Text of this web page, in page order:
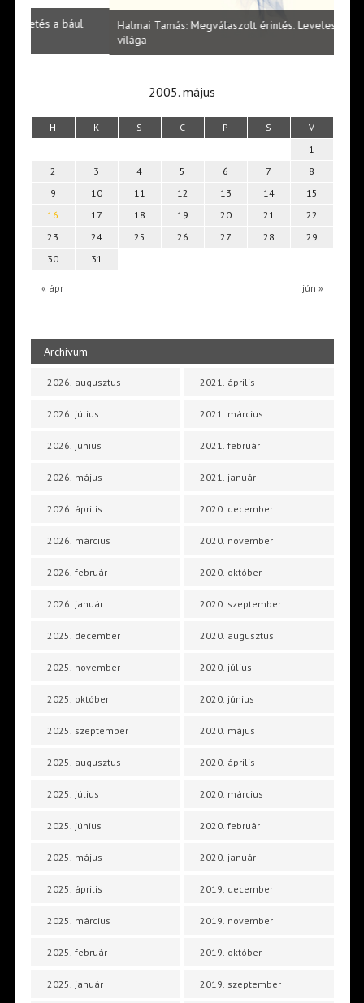
Halmai Tamás: Megválaszolt érintés. Leveles Ibolya költői
2005. május
H K S C P S V
« ápr jún »
1
2
3 4 5 6 7
8
9
10 11 12 13 14
15
16
17 18 19 20 21
22
23
24 25 26 27 28
29
30
31
Archívum
2026. augusztus
2026. július
2026. június
2026. május
2026. április
2026. március
2026. február
2026. január
2025. december
2025. november
2025. október
2025. szeptember
2025. augusztus
2025. július
2025. június
2025. május
2025. április
2025. március
2025. február
2025. január
2021. április
2021. március
2021. február
2021. január
2020. december
2020. november
2020. október
2020. szeptember
2020. augusztus
2020. július
2020. június
2020. május
2020. április
2020. március
2020. február
2020. január
2019. december
2019. november
2019. október
2019. szeptember